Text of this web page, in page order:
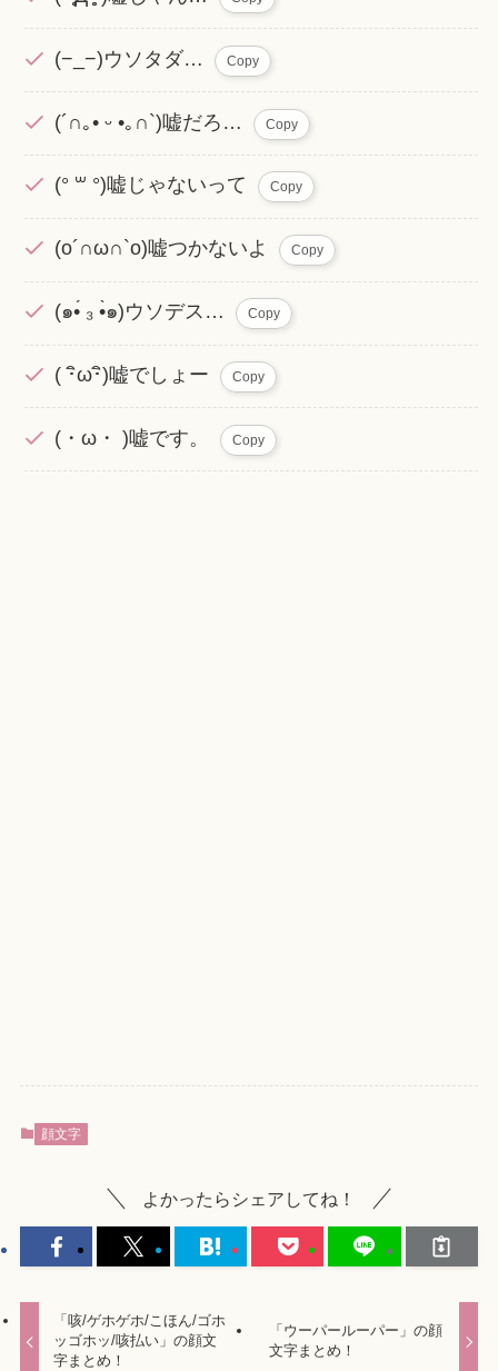
(−_−)ウソタダ… Copy
(´∩｡• ᵕ •｡∩`)嘘だろ… Copy
(° ꒳ °)嘘じゃないって Copy
(o´∩ω∩`o)嘘つかないよ Copy
(๑•́ ₃ •̀๑)ウソデス… Copy
( ･ิω･ิ)嘘でしょー Copy
(・ω・ )嘘です。 Copy
顔文字
よかったらシェアしてね！
「咳/ゲホゲホ/こほん/ゴホ
ッゴホッ/咳払い」の顔文
字まとめ！
「ウーパールーパー」の顔
文字まとめ！